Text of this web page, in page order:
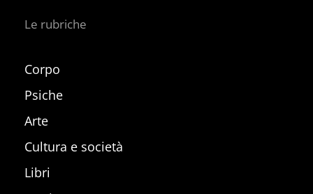
Le rubriche
Corpo
Psiche
Arte
Cultura e società
Libri